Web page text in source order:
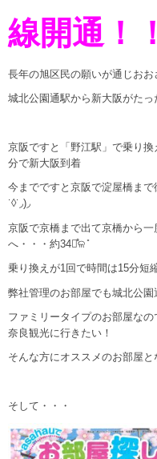
線開通！！
長年の旭区民の願いが通じお
城北公園通駅から新大阪がたっ
京阪ですと「野江駅」で乗り
分で新大阪到着
今までですと京阪で淀屋橋ま
˙◊︎˙◞︎)◞︎
京阪で京橋まで出て京橋から
へ・・・約34分̊ଳ ̊
乗り換えが1回で時間は15分
弊社管理のお部屋でも城北公
ファミリータイプのお部屋な
奈良観光に行きたい！
そんな方にオススメのお部屋と
そして・・・